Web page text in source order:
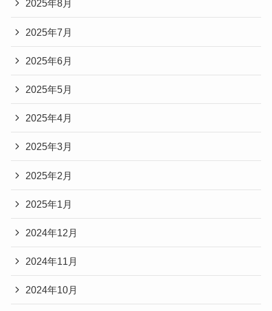
2025年8月
2025年7月
2025年6月
2025年5月
2025年4月
2025年3月
2025年2月
2025年1月
2024年12月
2024年11月
2024年10月